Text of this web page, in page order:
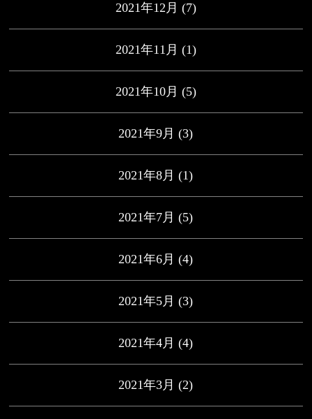
2021年12月 (7)
2021年11月 (1)
2021年10月 (5)
2021年9月 (3)
2021年8月 (1)
2021年7月 (5)
2021年6月 (4)
2021年5月 (3)
2021年4月 (4)
2021年3月 (2)